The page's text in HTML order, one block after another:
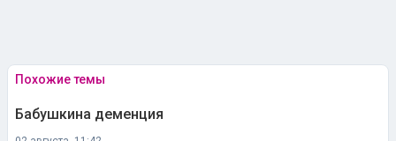
Похожие темы
Бабушкина деменция